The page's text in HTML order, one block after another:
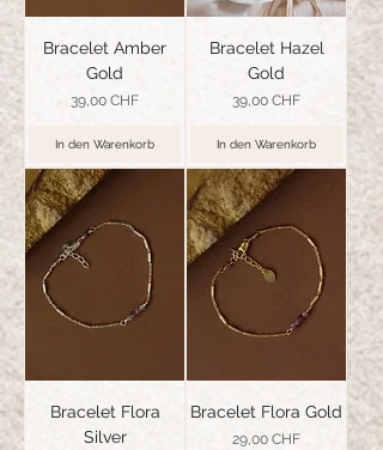
Bracelet Amber
Gold
Preis
39,00 CHF
In den Warenkorb
Bracelet Hazel
Gold
Preis
39,00 CHF
In den Warenkorb
Bracelet Flora
Silver
Bracelet Flora Gold
Preis
29,00 CHF